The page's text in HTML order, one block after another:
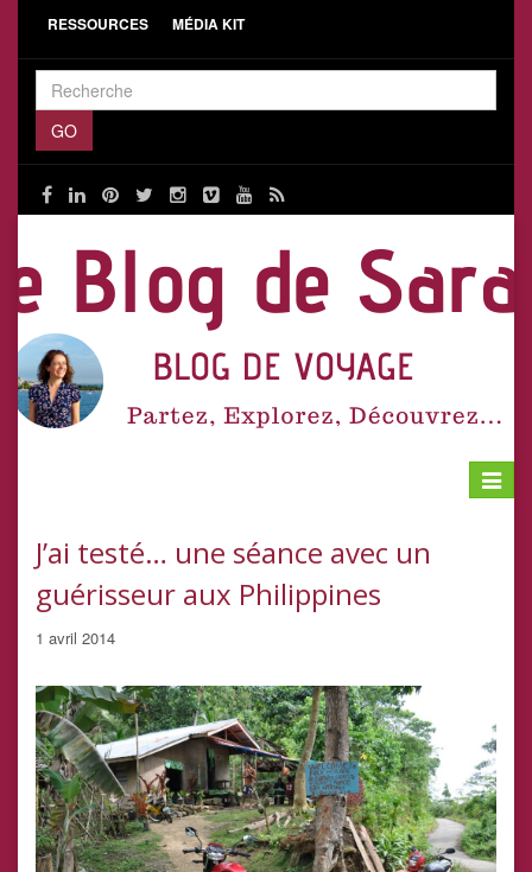
RESSOURCES MÉDIA KIT
Toggle
J’ai testé… une séance avec un
guérisseur aux Philippines
1 avril 2014